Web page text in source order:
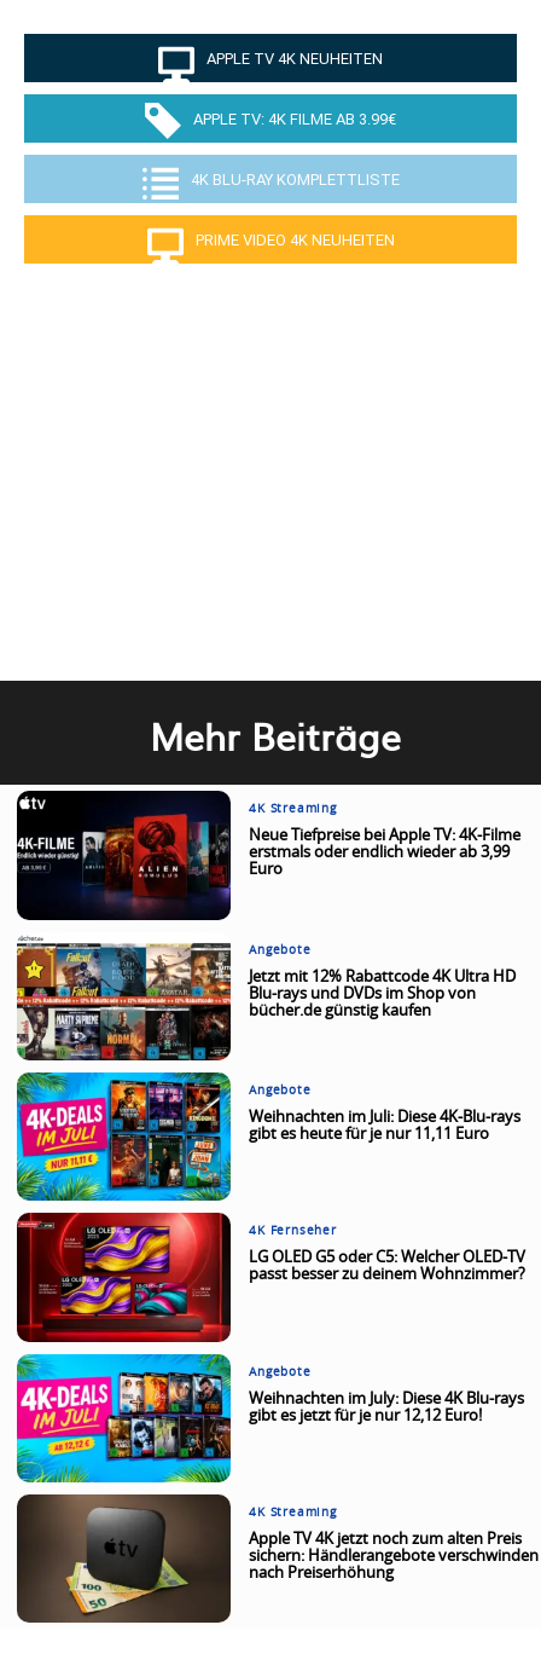
APPLE TV 4K NEUHEITEN
APPLE TV: 4K FILME AB 3.99€
4K BLU-RAY KOMPLETTLISTE
PRIME VIDEO 4K NEUHEITEN
Mehr Beiträge
4K Streaming
Neue Tiefpreise bei Apple TV: 4K-Filme
erstmals oder endlich wieder ab 3,99
Euro
Angebote
Jetzt mit 12% Rabattcode 4K Ultra HD
Blu-rays und DVDs im Shop von
bücher.de günstig kaufen
Angebote
Weihnachten im Juli: Diese 4K-Blu-rays
gibt es heute für je nur 11,11 Euro
4K Fernseher
LG OLED G5 oder C5: Welcher OLED-TV
passt besser zu deinem Wohnzimmer?
Angebote
Weihnachten im July: Diese 4K Blu-rays
gibt es jetzt für je nur 12,12 Euro!
4K Streaming
Apple TV 4K jetzt noch zum alten Preis
sichern: Händlerangebote verschwinden
nach Preiserhöhung